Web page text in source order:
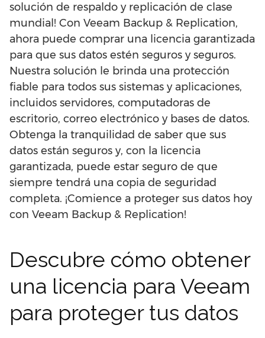
solución de respaldo y replicación de clase
mundial! Con Veeam Backup & Replication,
ahora puede comprar una licencia garantizada
para que sus datos estén seguros y seguros.
Nuestra solución le brinda una protección
fiable para todos sus sistemas y aplicaciones,
incluidos servidores, computadoras de
escritorio, correo electrónico y bases de datos.
Obtenga la tranquilidad de saber que sus
datos están seguros y, con la licencia
garantizada, puede estar seguro de que
siempre tendrá una copia de seguridad
completa. ¡Comience a proteger sus datos hoy
con Veeam Backup & Replication!
Descubre cómo obtener
una licencia para Veeam
para proteger tus datos